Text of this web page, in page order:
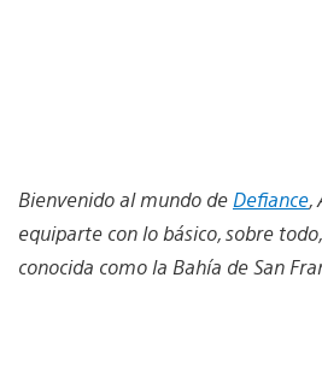
Bienvenido al mundo de Defiance,
equiparte con lo básico, sobre
conocida como la Bahía de San